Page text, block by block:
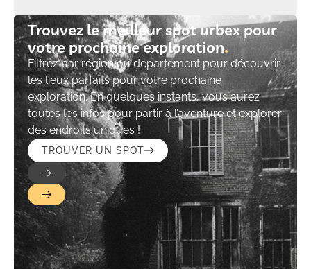
Trouvez le meilleur spot urbex pour
votre prochaine exploration​
Filtrez par région ou département pour découvrir
les lieux parfaits pour votre prochaine
exploration. En quelques instants, vous aurez
toutes les infos pour partir à l’aventure et explorer
des endroits uniques !
TROUVER UN SPOT